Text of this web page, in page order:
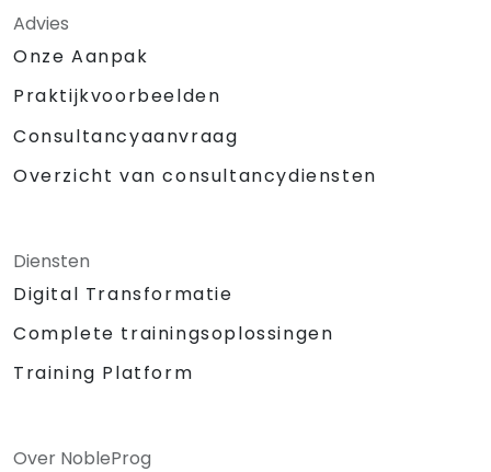
Advies
Onze Aanpak
Praktijkvoorbeelden
Consultancyaanvraag
Overzicht van consultancydiensten
Diensten
Digital Transformatie
Complete trainingsoplossingen
Training Platform
Over NobleProg